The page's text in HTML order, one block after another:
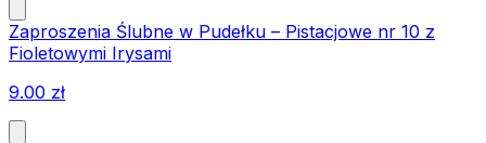
Zaproszenia Ślubne w Pudełku – Pistacjowe nr 10 z
Fioletowymi Irysami
9.00 zł